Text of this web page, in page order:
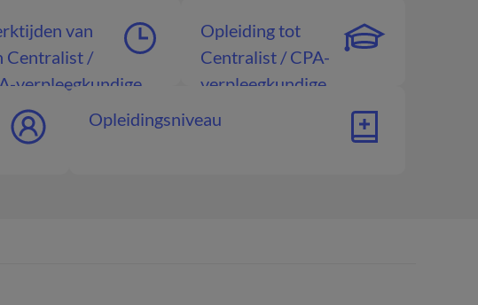
van
Centralist /
verpleegkundige
Opleiding tot
Centralist / CPA-
verpleegkundige
Opleidingsniveau